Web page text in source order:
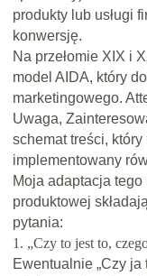
produkty lub usługi
konwersję.
Na przełomie XIX i
model AIDA, który
marketingowego.
Uwaga,
schemat treści,
implementowany
Moja adaptacja
produktowej
pytania:
1. „Czy to jest to,
Ewentualnie „Czy